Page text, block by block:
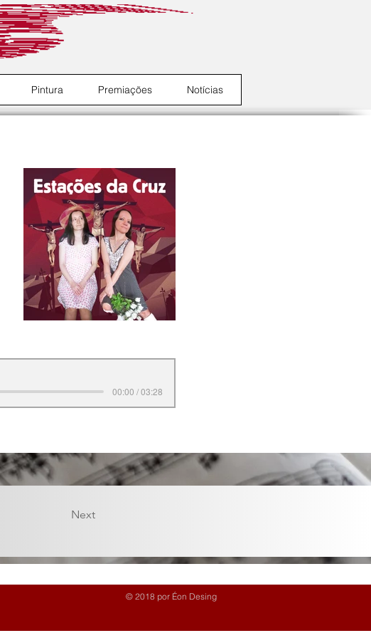
Pintura Premiações Notícias
00:00 / 03:28
Next
© 2018 por Éon Desing